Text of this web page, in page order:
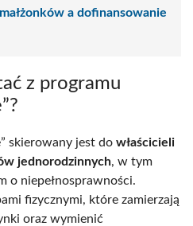
małżonków a dofinansowanie
z programu
skierowany jest do właścicieli
jednorodzinnych, w tym
o niepełnosprawności.
fizycznymi, które zamierzają
oraz wymienić